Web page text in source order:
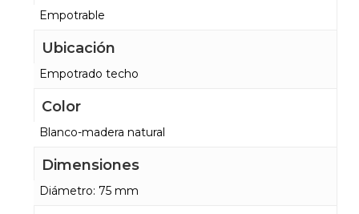
Empotrable
Ubicación
Empotrado techo
Color
Blanco-madera natural
Dimensiones
Diámetro: 75 mm